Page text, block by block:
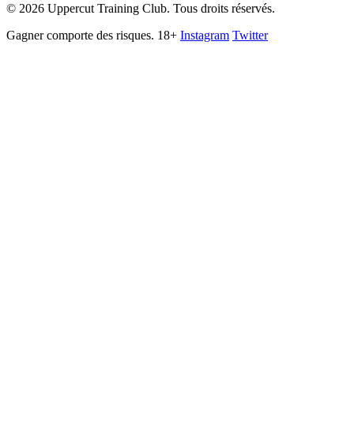
© 2026 Uppercut Training Club. Tous droits réservés.
Gagner comporte des risques. 18+ Instagram Twitter